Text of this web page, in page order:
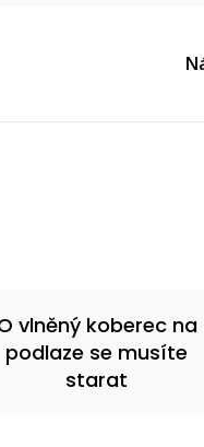
vlněný koberec na
podlaze se musíte
starat